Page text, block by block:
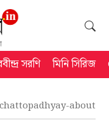
সরণি মিনি সিরিজ
about-